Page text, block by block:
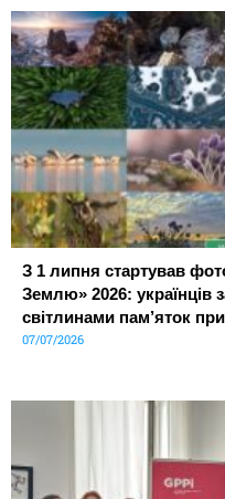
З 1 липня стартував
Землю» 2026: українців
світлинами пам’яток
07/07/2026